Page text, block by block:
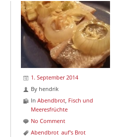
1. September 2014
By hendrik
InAbendbrot, Fisch und
Meeresfrüchte
No Comment
Abendbrot auf's Brot